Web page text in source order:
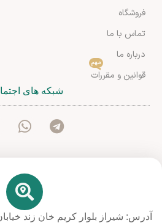
فروشگاه
تماس با ما
درباره ما
قوانین و مقررات
مهم
شبکه های
آدرس: شیراز بلوار کریم خان زند